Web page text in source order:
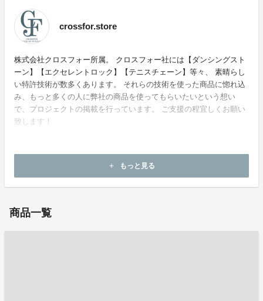
crossfor.store
株式会社クロスフォー所属。 クロスフォー社には【ダンシングスト
ーン】【エクセレントロック】【テニスチェーン】等々、 素晴らし
い特許技術が数多くあります。 それらの技術を使った商品に惚れ込
み、もっと多くの人に弊社の商品を使ってもらいたいという想い
で、プロジェクトの掲載を行っています。 ご支援の程宜しくお願い
致します！
add もっと見る
商品一覧